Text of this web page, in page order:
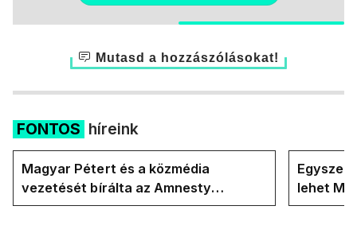
Mutasd a hozzászólásokat!
FONTOS híreink
Magyar Pétert és a közmédia
vezetését bírálta az Amnesty
International a Klubrádióban
lehet